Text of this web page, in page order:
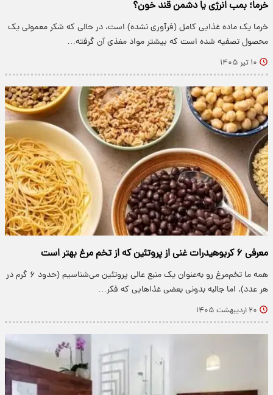
خرما؛ بمب انرژی یا دشمن قند خون؟
خرما یک ماده غذایی کامل (فرآوری نشده) است، در حالی که شکر معمولی یک
محصول تصفیه شده است که بیشتر مواد مغذی آن گرفته…
۱۰ تیر ۱۴۰۵
معرفی ۶ کربوهیدرات غنی از پروتئین که از تخم مرغ بهتر است
همه ما تخم‌مرغ رو به‌عنوان یک منبع عالی پروتئین می‌شناسیم (حدود ۶ گرم در
هر عدد). اما جالبه بدونی بعضی غذاهایی که فکر…
۲۰ اردیبهشت ۱۴۰۵